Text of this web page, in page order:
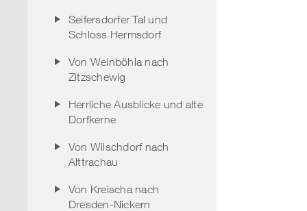
Seifersdorfer Tal und
Schloss Hermsdorf
Von Weinböhla nach
Zitzschewig
Herrliche Ausblicke und alte
Dorfkerne
Von Wilschdorf nach
Alttrachau
Von Kreischa nach
Dresden-Nickern